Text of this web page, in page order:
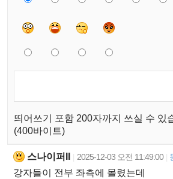
띄어쓰기 포함 200자까지 쓰실 수 있
(400바이트)
스나이퍼II 2025-12-03 오전 11:49:00
강자들이 전부 좌측에 몰렸는데